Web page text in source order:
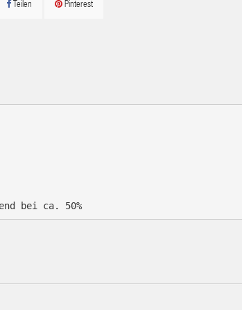
Teilen Pinterest
bei ca. 50%